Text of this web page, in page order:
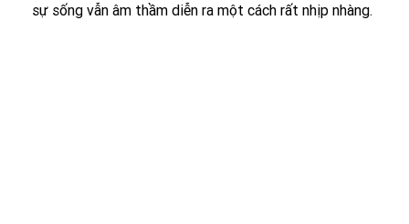
sự sống vẫn âm thầm diễn ra một cách rất nhịp nhàng.